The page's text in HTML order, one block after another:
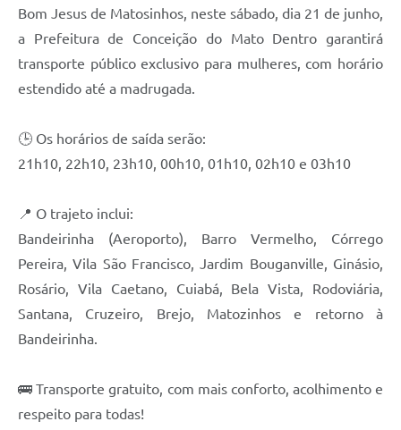
Serviços Online
Telefones Úteis
Bom Jesus de Matosinhos, neste sábado, dia 21 de junho,
a Prefeitura de Conceição do Mato Dentro garantirá
transporte público exclusivo para mulheres, com horário
estendido até a madrugada.
🕒 Os horários de saída serão:
21h10, 22h10, 23h10, 00h10, 01h10, 02h10 e 03h10
📍 O trajeto inclui:
Bandeirinha (Aeroporto), Barro Vermelho, Córrego
Pereira, Vila São Francisco, Jardim Bouganville, Ginásio,
Rosário, Vila Caetano, Cuiabá, Bela Vista, Rodoviária,
Santana, Cruzeiro, Brejo, Matozinhos e retorno à
Bandeirinha.
🚌 Transporte gratuito, com mais conforto, acolhimento e
respeito para todas!